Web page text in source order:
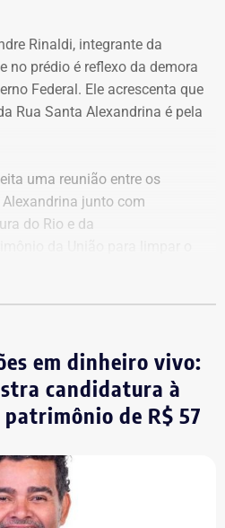
Rinaldi, integrante da
no prédio é reflexo da demora
Federal. Ele acrescenta que
Rua Santa Alexandrina é pela
uma reunião entre os
junto com
do Rio e da
Nacional. Mas o
para agir que hoje
afirma que
após quatro
Luta nos Bairros, Vilas e
em dinheiro vivo:
candidatura à
de R$ 57